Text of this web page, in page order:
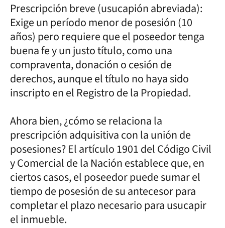
Prescripción breve (usucapión abreviada):
Exige un período menor de posesión (10
años) pero requiere que el poseedor tenga
buena fe y un justo título, como una
compraventa, donación o cesión de
derechos, aunque el título no haya sido
inscripto en el Registro de la Propiedad.
Ahora bien, ¿cómo se relaciona la
prescripción adquisitiva con la unión de
posesiones? El artículo 1901 del Código Civil
y Comercial de la Nación establece que, en
ciertos casos, el poseedor puede sumar el
tiempo de posesión de su antecesor para
completar el plazo necesario para usucapir
el inmueble.